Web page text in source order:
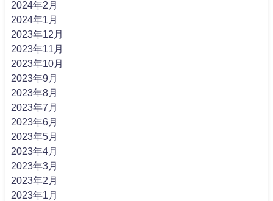
2024年2月
2024年1月
2023年12月
2023年11月
2023年10月
2023年9月
2023年8月
2023年7月
2023年6月
2023年5月
2023年4月
2023年3月
2023年2月
2023年1月